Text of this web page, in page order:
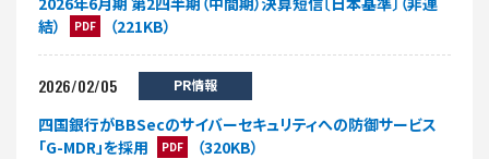
結）
PDF （221KB）
2026/02/05 PR情報
四国銀行がBBSecのサイバーセキュリティへの防御サービス
「G-MDR」を採用
PDF （320KB）